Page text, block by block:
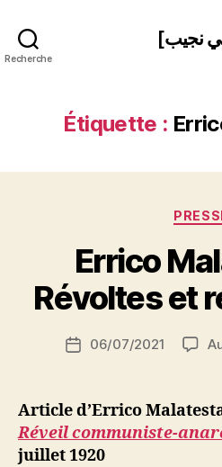
Recherche
Étiquette :
Errico
Révoltes et
Date06/07/2021
Article d’Errico
Réveil communiste-
juillet 1920